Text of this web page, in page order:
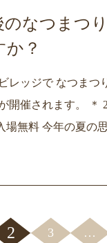
のなつまつ
か？
レッジで なつまつ
開催されます。 ＊
場無料 今年の夏の
2 3 …